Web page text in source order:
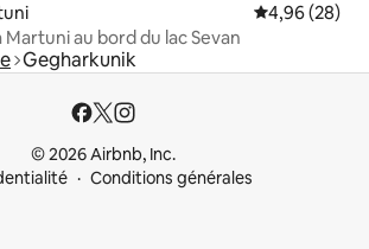
Note
4,96 (28)
Martuni au bord du lac Sevan
Gegharkunik
© 2026 Airbnb, Inc.
Conditions générales